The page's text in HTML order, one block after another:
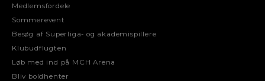
Medlemsfordele
Sommerevent
Besøg af Superliga- og akademispillere
Klubudflugten
Løb med ind på MCH Arena
Bliv boldhenter